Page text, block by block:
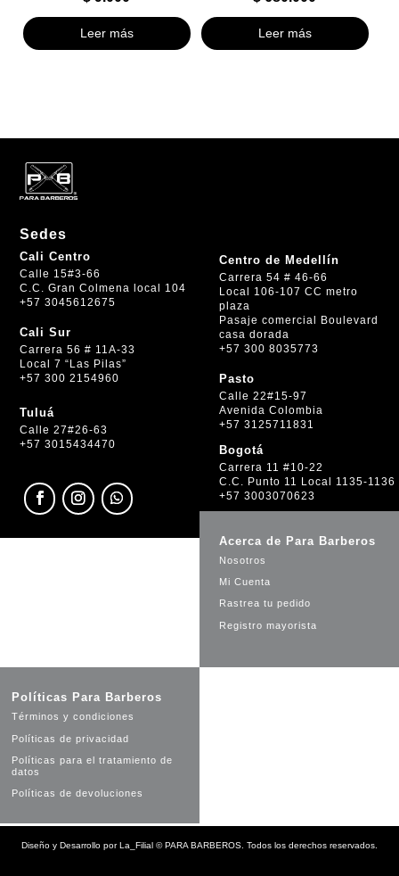
Leer más Leer más
Sedes
Cali Centro
Calle 15#3-66
C.C. Gran Colmena local 104
+57 3045612675
Cali Sur
Carrera 56 # 11A-33
Local 7 “Las Pilas”
+57 300 2154960
Tuluá
Calle 27#26-63
+57 3015434470
Centro de Medellín
Carrera 54 # 46-66
Local 106-107 CC metro
plaza
Pasaje comercial Boulevard
casa dorada
+57 300 8035773
Pasto
Calle 22#15-97
Avenida Colombia
+57 3125711831
Bogotá
Carrera 11 #10-22
C.C. Punto 11 Local 1135-1136
+57 3003070623
Acerca de Para Barberos
Nosotros
Mi Cuenta
Rastrea tu pedido
Registro mayorista
Políticas Para Barberos
Términos y condiciones
Políticas de privacidad
Políticas para el tratamiento de
datos
Políticas de devoluciones
Diseño y Desarrollo porLa_Filial ©PARA BARBEROS. Todos los derechos reservados.